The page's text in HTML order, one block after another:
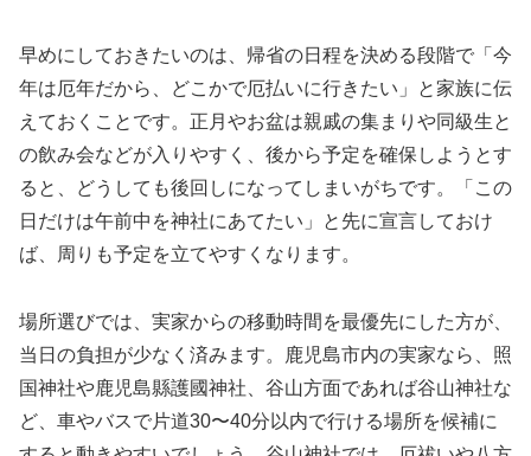
早めにしておきたいのは、帰省の日程を決める段階で「今
年は厄年だから、どこかで厄払いに行きたい」と家族に伝
えておくことです。正月やお盆は親戚の集まりや同級生と
の飲み会などが入りやすく、後から予定を確保しようとす
ると、どうしても後回しになってしまいがちです。「この
日だけは午前中を神社にあてたい」と先に宣言しておけ
ば、周りも予定を立てやすくなります。
場所選びでは、実家からの移動時間を最優先にした方が、
当日の負担が少なく済みます。鹿児島市内の実家なら、照
国神社や鹿児島縣護國神社、谷山方面であれば谷山神社な
ど、車やバスで片道30〜40分以内で行ける場所を候補に